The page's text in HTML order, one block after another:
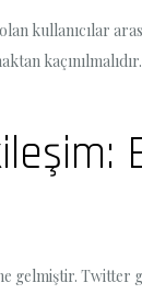
kullanıcılar
gelmiştir.